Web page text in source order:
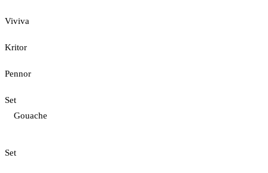
Viviva
Kritor
Pennor
Set
Gouache
Set